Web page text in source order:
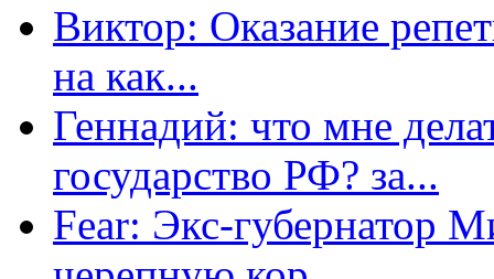
Виктор: Оказание
на как...
Геннадий: что мне
государство РФ? за...
Fear: Экс-губернатор